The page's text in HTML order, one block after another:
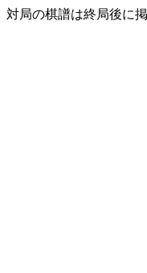
対局の棋譜は終局後に